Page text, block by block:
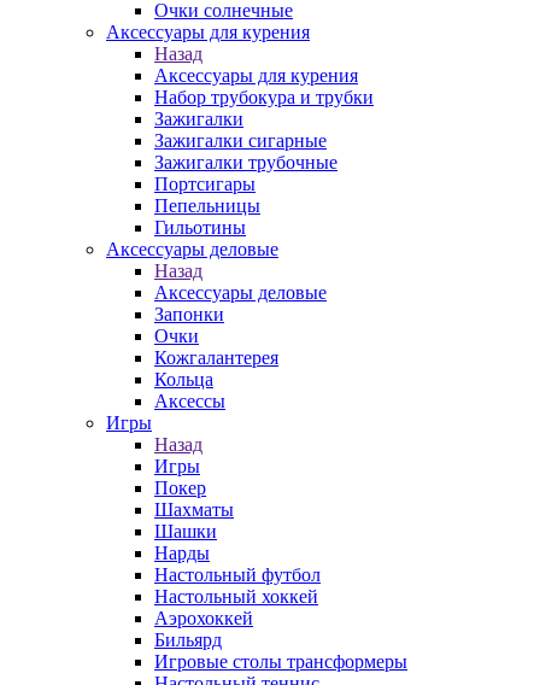
Очки солнечные
Аксессуары для курения
Назад
Аксессуары для курения
Набор трубокура и трубки
Зажигалки
Зажигалки сигарные
Зажигалки трубочные
Портсигары
Пепельницы
Гильотины
Аксессуары деловые
Назад
Аксессуары деловые
Запонки
Очки
Кожгалантерея
Кольца
Аксессы
Игры
Назад
Игры
Покер
Шахматы
Шашки
Нарды
Настольный футбол
Настольный хоккей
Аэрохоккей
Бильярд
Игровые столы трансформеры